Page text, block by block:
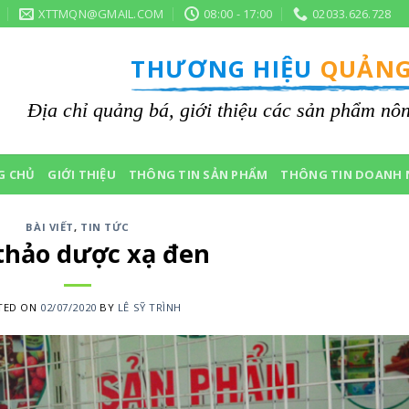
XTTMQN@GMAIL.COM 08:00 - 17:00 02033.626.728
THƯƠNG HIỆU
Địa chỉ quảng bá, giới thiệu các sản phẩm
CHỦ GIỚI THIỆU THÔNG TIN SẢN PHẨM THÔNG TIN DOANH
BÀI VIẾT, TIN TỨC
dược xạ đen
ON 02/07/2020 BY LÊ SỸ TRÌNH